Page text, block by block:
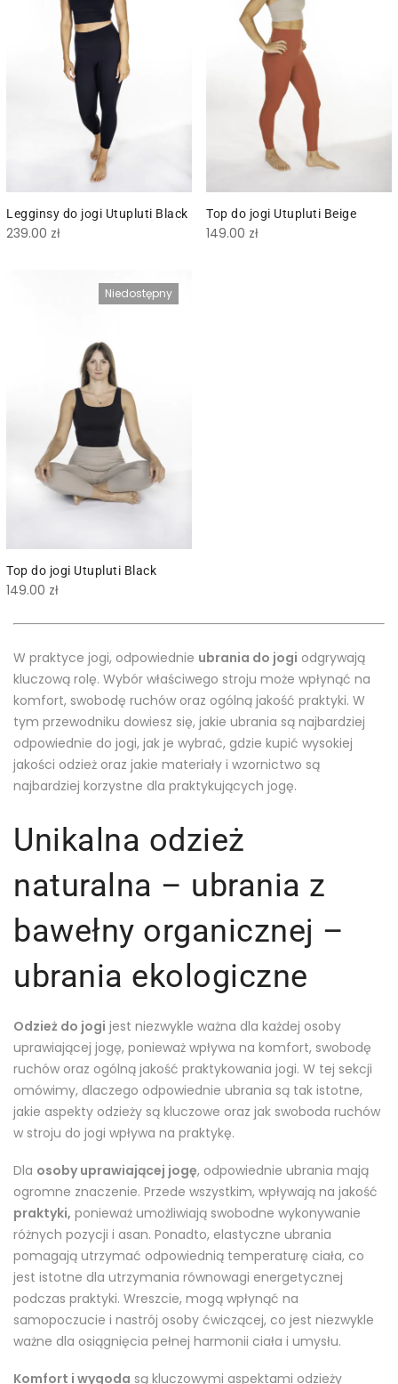
Legginsy do jogi Utupluti Black
239.00 zł
Top do jogi Utupluti Beige
149.00 zł
Niedostępny
Top do jogi Utupluti Black
149.00 zł
W praktyce jogi, odpowiednie ubrania do jogi odgrywają
kluczową rolę. Wybór właściwego stroju może wpłynąć na
komfort, swobodę ruchów oraz ogólną jakość praktyki. W
tym przewodniku dowiesz się, jakie ubrania są najbardziej
odpowiednie do jogi, jak je wybrać, gdzie kupić wysokiej
jakości odzież oraz jakie materiały i wzornictwo są
najbardziej korzystne dla praktykujących jogę.
Unikalna odzież
naturalna – ubrania z
bawełny organicznej –
ubrania ekologiczne
Odzież do jogi jest niezwykle ważna dla każdej osoby
uprawiającej jogę, ponieważ wpływa na komfort, swobodę
ruchów oraz ogólną jakość praktykowania jogi. W tej sekcji
omówimy, dlaczego odpowiednie ubrania są tak istotne,
jakie aspekty odzieży są kluczowe oraz jak swoboda ruchów
w stroju do jogi wpływa na praktykę.
Dla osoby uprawiającej jogę, odpowiednie ubrania mają
ogromne znaczenie. Przede wszystkim, wpływają na jakość
praktyki, ponieważ umożliwiają swobodne wykonywanie
różnych pozycji i asan. Ponadto, elastyczne ubrania
pomagają utrzymać odpowiednią temperaturę ciała, co
jest istotne dla utrzymania równowagi energetycznej
podczas praktyki. Wreszcie, mogą wpłynąć na
samopoczucie i nastrój osoby ćwiczącej, co jest niezwykle
ważne dla osiągnięcia pełnej harmonii ciała i umysłu.
Komfort i wygoda są kluczowymi aspektami odzieży